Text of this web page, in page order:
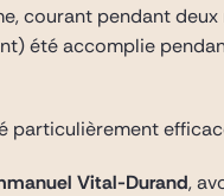
courant pendant
été accomplie
particulièrement
Vital-Durand,